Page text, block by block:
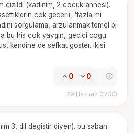
cizildi (kadinim, 2 cocuk annesi).
cok gecerli, 'fazla mi
sorgulama, arzulanmak temel bi
bu his cok yaygin, gecici cogu
kendine de sefkat goster. ikisi
0 0
29 Haziran 07:30
3, dil degistir diyen). bu sabah